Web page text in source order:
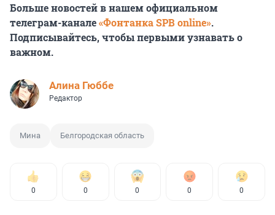
Больше новостей в нашем официальном
телеграм-канале«Фонтанка SPB online».
Подписывайтесь, чтобы первыми узнавать о
важном.
Алина Гюббе
Редактор
Мина Белгородская область
0 0 0 0 0